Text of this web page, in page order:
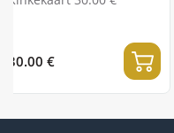
50.00 €